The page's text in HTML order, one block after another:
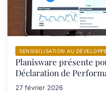
SENSIBILISATION AU
Planisware présente
Déclaration de
27 février 2026